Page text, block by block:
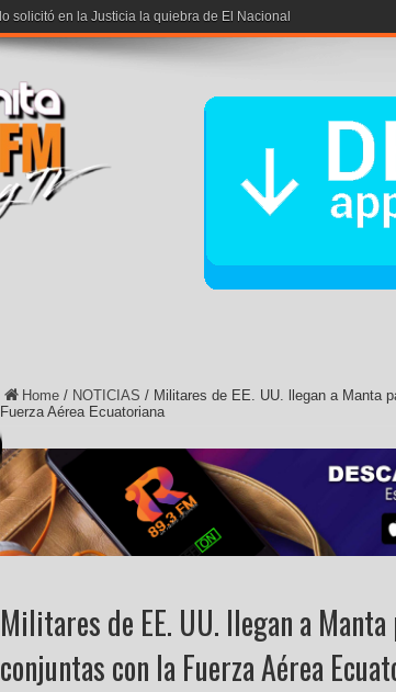
Home / NOTICIAS / Militares de EE. UU. llegan a Manta
Fuerza Aérea Ecuatoriana
Militares de EE. UU. llegan a
conjuntas con la Fuerza Aérea